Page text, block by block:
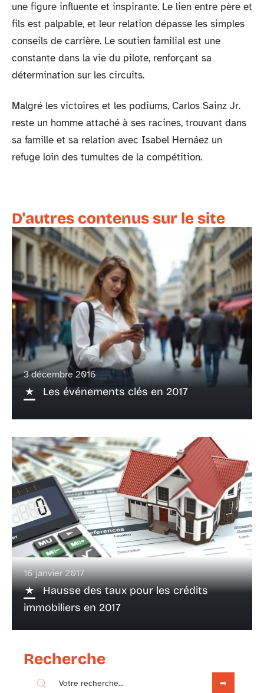
une figure influente et inspirante. Le lien entre père et
fils est palpable, et leur relation dépasse les simples
conseils de carrière. Le soutien familial est une
constante dans la vie du pilote, renforçant sa
détermination sur les circuits.
Malgré les victoires et les podiums, Carlos Sainz Jr.
reste un homme attaché à ses racines, trouvant dans
sa famille et sa relation avec Isabel Hernáez un
refuge loin des tumultes de la compétition.
D'autres contenus sur le site
3 décembre 2016
Les événements clés en 2017
16 janvier 2017
Hausse des taux pour les crédits
immobiliers en 2017
Recherche